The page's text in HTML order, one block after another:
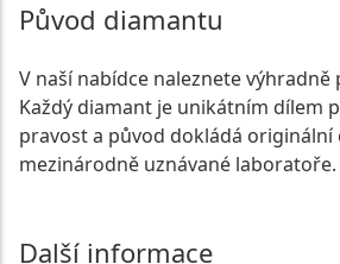
Původ diamantu
V naší nabídce naleznete
Každý diamant je unikátním dílem
pravost a původ dokládá
mezinárodně uznávané laboratoře.
Další informace